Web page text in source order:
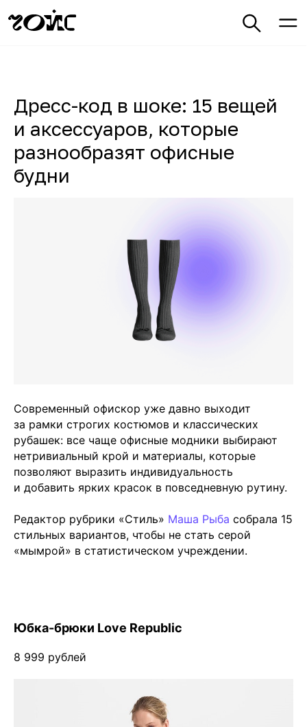
Дресс-код в шоке: 15 вещей
и аксессуаров, которые
разнообразят офисные
будни
Современный офискор уже давно выходит
за рамки строгих костюмов и классических
рубашек: все чаще офисные модники выбирают
нетривиальный крой и материалы, которые
позволяют выразить индивидуальность
и добавить ярких красок в повседневную рутину.
Редактор рубрики «Стиль» Маша Рыба собрала 15
стильных вариантов, чтобы не стать серой
«мымрой» в статистическом учреждении.
Юбка-брюки Love Republic
8 999 рублей